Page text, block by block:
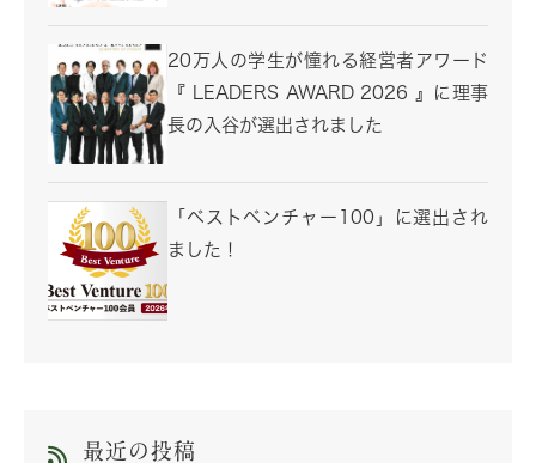
20万人の学生が憧れる経営者アワード
『 LEADERS AWARD 2026 』に理事
長の入谷が選出されました
「ベストベンチャー100」に選出され
ました！
最近の投稿